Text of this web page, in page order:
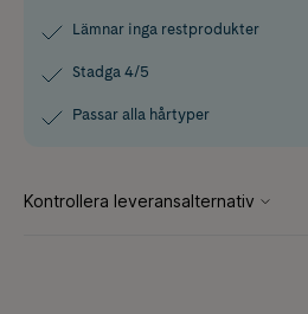
Lämnar inga restprodukter
Stadga 4/5
Passar alla hårtyper